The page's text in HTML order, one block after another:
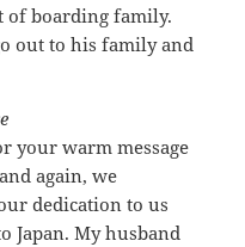
of boarding family.
out to his family and
your warm message
again, we
dedication to us
Japan. My husband